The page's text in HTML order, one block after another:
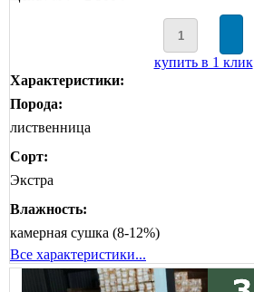
купить в 1 клик
Характеристики:
Порода:
лиственница
Сорт:
Экстра
Влажность:
камерная сушка (8-12%)
Все характеристики...